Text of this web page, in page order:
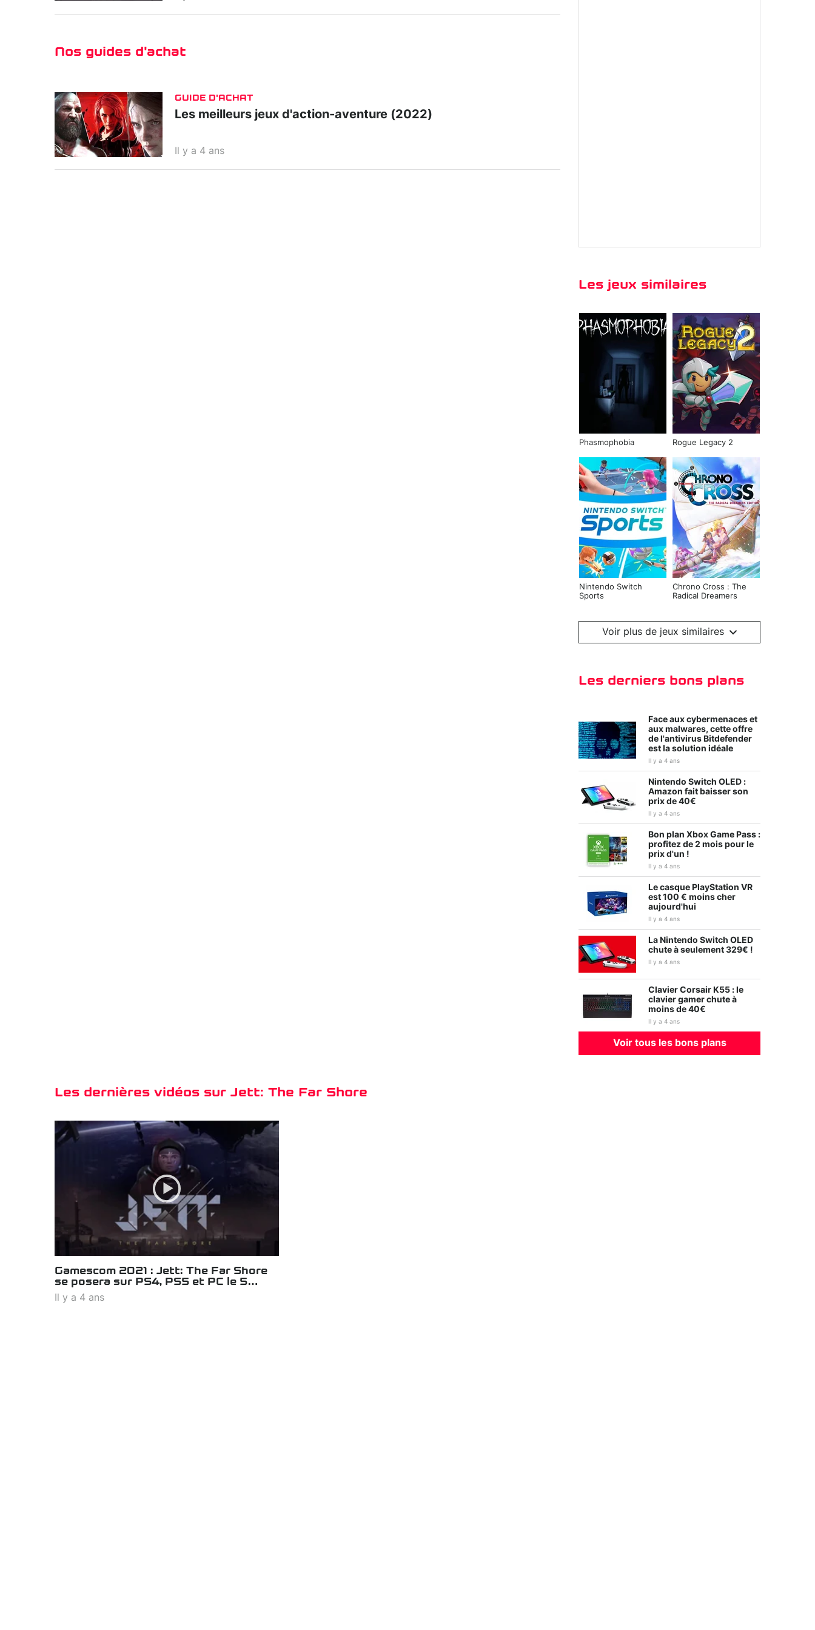
Nos guides d'achat
GUIDE D'ACHAT
Les meilleurs jeux d'action-aventure (2022)
Il y a 4 ans
Les jeux similaires
Phasmophobia Rogue Legacy 2
Nintendo Switch
Sports
Chrono Cross : The
Radical Dreamers
Kirby et le monde
oublié
Tiny Tina's
Wonderlands
Ghostwire : Tokyo WWE 2K22
Gran Turismo 7 Elden Ring
Voir plus de jeux similaires
Les derniers bons plans
Face aux cybermenaces et
aux malwares, cette offre
de l'antivirus Bitdefender
est la solution idéale
Il y a 4 ans
Nintendo Switch OLED :
Amazon fait baisser son
prix de 40€
Il y a 4 ans
Bon plan Xbox Game Pass :
profitez de 2 mois pour le
prix d'un !
Il y a 4 ans
Le casque PlayStation VR
est 100 € moins cher
aujourd'hui
Il y a 4 ans
La Nintendo Switch OLED
chute à seulement 329€ !
Il y a 4 ans
Clavier Corsair K55 : le
clavier gamer chute à
moins de 40€
Il y a 4 ans
Voir tous les bons plans
Les dernières vidéos sur Jett: The Far Shore
Gamescom 2021 : Jett: The Far Shore
se posera sur PS4, PS5 et PC le 5
octobre
Il y a 4 ans